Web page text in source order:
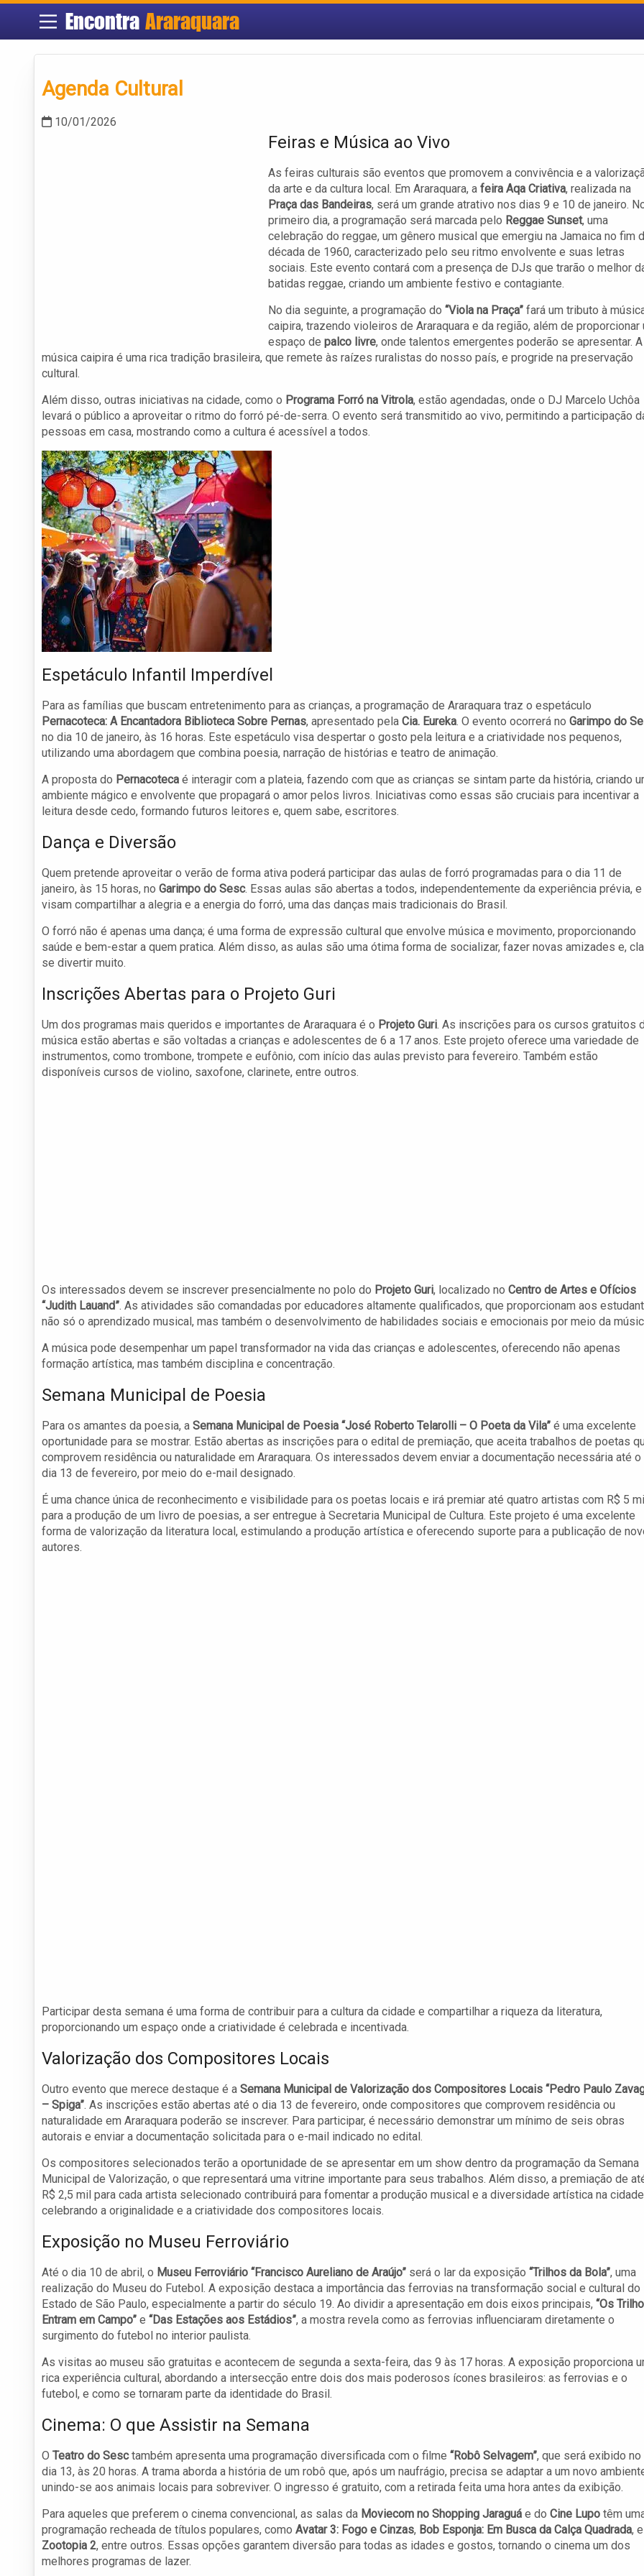
Encontra Araraquara
Agenda Cultural
10/01/2026
Feiras e Música ao Vivo
As feiras culturais são eventos que promovem a convivência e a
da arte e da cultura local. Em Araraquara, a feira Aqa Criativa, realizada na
Praça das Bandeiras, será um grande atrativo nos dias 9 e 10 de janeiro.
primeiro dia, a programação será marcada pelo Reggae Sunset, uma
celebração do reggae, um gênero musical que emergiu na Jamaica no fim
década de 1960, caracterizado pelo seu ritmo envolvente e suas letras
sociais. Este evento contará com a presença de DJs que trarão o melhor
batidas reggae, criando um ambiente festivo e contagiante.
No dia seguinte, a programação do “Viola na Praça” fará um tributo à
caipira, trazendo violeiros de Araraquara e da região, além de proporcionar
espaço de palco livre, onde talentos emergentes poderão se apresentar. A
música caipira é uma rica tradição brasileira, que remete às raízes ruralistas do nosso país, e progride na preservação
cultural.
Além disso, outras iniciativas na cidade, como o Programa Forró na Vitrola, estão agendadas, onde o DJ Marcelo Uchôa
levará o público a aproveitar o ritmo do forró pé-de-serra. O evento será transmitido ao vivo, permitindo a participação
pessoas em casa, mostrando como a cultura é acessível a todos.
Espetáculo Infantil Imperdível
Para as famílias que buscam entretenimento para as crianças, a programação de Araraquara traz o espetáculo
Pernacoteca: A Encantadora Biblioteca Sobre Pernas, apresentado pela Cia. Eureka. O evento ocorrerá no Garimpo do
no dia 10 de janeiro, às 16 horas. Este espetáculo visa despertar o gosto pela leitura e a criatividade nos pequenos,
utilizando uma abordagem que combina poesia, narração de histórias e teatro de animação.
A proposta do Pernacoteca é interagir com a plateia, fazendo com que as crianças se sintam parte da história, criando
ambiente mágico e envolvente que propagará o amor pelos livros. Iniciativas como essas são cruciais para incentivar a
leitura desde cedo, formando futuros leitores e, quem sabe, escritores.
Dança e Diversão
Quem pretende aproveitar o verão de forma ativa poderá participar das aulas de forró programadas para o dia 11 de
janeiro, às 15 horas, no Garimpo do Sesc. Essas aulas são abertas a todos, independentemente da experiência prévia, e
visam compartilhar a alegria e a energia do forró, uma das danças mais tradicionais do Brasil.
O forró não é apenas uma dança; é uma forma de expressão cultural que envolve música e movimento, proporcionando
saúde e bem-estar a quem pratica. Além disso, as aulas são uma ótima forma de socializar, fazer novas amizades e,
se divertir muito.
Inscrições Abertas para o Projeto Guri
Um dos programas mais queridos e importantes de Araraquara é o Projeto Guri. As inscrições para os cursos gratuitos
música estão abertas e são voltadas a crianças e adolescentes de 6 a 17 anos. Este projeto oferece uma variedade de
instrumentos, como trombone, trompete e eufônio, com início das aulas previsto para fevereiro. Também estão
disponíveis cursos de violino, saxofone, clarinete, entre outros.
Os interessados devem se inscrever presencialmente no polo do Projeto Guri, localizado no Centro de Artes e Ofícios
“Judith Lauand”. As atividades são comandadas por educadores altamente qualificados, que proporcionam aos
não só o aprendizado musical, mas também o desenvolvimento de habilidades sociais e emocionais por meio da
A música pode desempenhar um papel transformador na vida das crianças e adolescentes, oferecendo não apenas
formação artística, mas também disciplina e concentração.
Semana Municipal de Poesia
Para os amantes da poesia, a Semana Municipal de Poesia “José Roberto Telarolli – O Poeta da Vila” é uma excelente
oportunidade para se mostrar. Estão abertas as inscrições para o edital de premiação, que aceita trabalhos de poetas
comprovem residência ou naturalidade em Araraquara. Os interessados devem enviar a documentação necessária até o
dia 13 de fevereiro, por meio do e-mail designado.
É uma chance única de reconhecimento e visibilidade para os poetas locais e irá premiar até quatro artistas com R$ 5
para a produção de um livro de poesias, a ser entregue à Secretaria Municipal de Cultura. Este projeto é uma excelente
forma de valorização da literatura local, estimulando a produção artística e oferecendo suporte para a publicação de
autores.
Participar desta semana é uma forma de contribuir para a cultura da cidade e compartilhar a riqueza da literatura,
proporcionando um espaço onde a criatividade é celebrada e incentivada.
Valorização dos Compositores Locais
Outro evento que merece destaque é a Semana Municipal de Valorização dos Compositores Locais “Pedro Paulo
– Spiga”. As inscrições estão abertas até o dia 13 de fevereiro, onde compositores que comprovem residência ou
naturalidade em Araraquara poderão se inscrever. Para participar, é necessário demonstrar um mínimo de seis obras
autorais e enviar a documentação solicitada para o e-mail indicado no edital.
Os compositores selecionados terão a oportunidade de se apresentar em um show dentro da programação da Semana
Municipal de Valorização, o que representará uma vitrine importante para seus trabalhos. Além disso, a premiação de
R$ 2,5 mil para cada artista selecionado contribuirá para fomentar a produção musical e a diversidade artística na
celebrando a originalidade e a criatividade dos compositores locais.
Exposição no Museu Ferroviário
Até o dia 10 de abril, o Museu Ferroviário “Francisco Aureliano de Araújo” será o lar da exposição “Trilhos da Bola”, uma
realização do Museu do Futebol. A exposição destaca a importância das ferrovias na transformação social e cultural do
Estado de São Paulo, especialmente a partir do século 19. Ao dividir a apresentação em dois eixos principais, “Os
Entram em Campo” e “Das Estações aos Estádios”, a mostra revela como as ferrovias influenciaram diretamente o
surgimento do futebol no interior paulista.
As visitas ao museu são gratuitas e acontecem de segunda a sexta-feira, das 9 às 17 horas. A exposição proporciona
rica experiência cultural, abordando a intersecção entre dois dos mais poderosos ícones brasileiros: as ferrovias e o
futebol, e como se tornaram parte da identidade do Brasil.
Cinema: O que Assistir na Semana
O Teatro do Sesctambém apresenta uma programação diversificada com o filme “Robô Selvagem”, que será exibido no
dia 13, às 20 horas. A trama aborda a história de um robô que, após um naufrágio, precisa se adaptar a um novo
unindo-se aos animais locais para sobreviver. O ingresso é gratuito, com a retirada feita uma hora antes da exibição.
Para aqueles que preferem o cinema convencional, as salas da Moviecom no Shopping Jaraguá e do Cine Lupo têm
programação recheada de títulos populares, como Avatar 3: Fogo e Cinzas, Bob Esponja: Em Busca da Calça Quadrada, e
Zootopia 2, entre outros. Essas opções garantem diversão para todas as idades e gostos, tornando o cinema um dos
melhores programas de lazer.